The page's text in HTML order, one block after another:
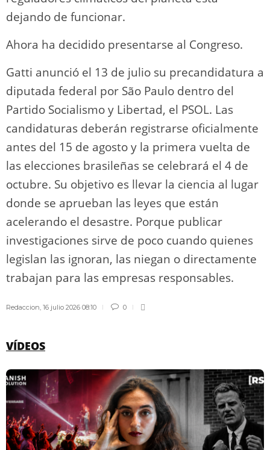
dejando de funcionar.
Ahora ha decidido presentarse al Congreso.
Gatti anunció el 13 de julio su precandidatura a
diputada federal por São Paulo dentro del
Partido Socialismo y Libertad, el PSOL. Las
candidaturas deberán registrarse oficialmente
antes del 15 de agosto y la primera vuelta de
las elecciones brasileñas se celebrará el 4 de
octubre. Su objetivo es llevar la ciencia al lugar
donde se aprueban las leyes que están
acelerando el desastre. Porque publicar
investigaciones sirve de poco cuando quienes
legislan las ignoran, las niegan o directamente
trabajan para las empresas responsables.
Redaccion, 16 julio 2026 08:10 0
VÍDEOS